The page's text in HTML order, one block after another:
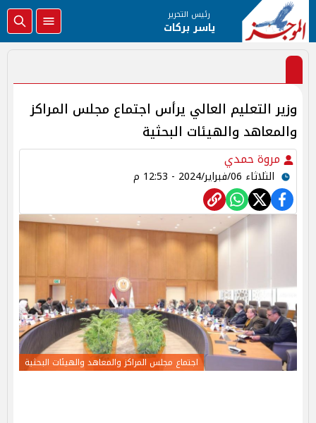
رئيس التحرير
ياسر بركات
وزير التعليم العالي يرأس اجتماع مجلس المراكز
والمعاهد والهيئات البحثية
مروة حمدي
الثلاثاء 06/فبراير/2024 - 12:53 م
اجتماع مجلس المراكز والمعاهد والهيئات البحثية